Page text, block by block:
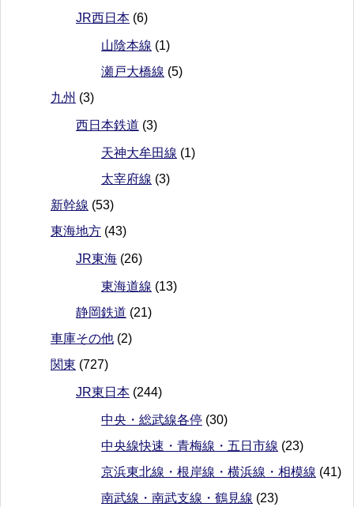
JR西日本 (6)
山陰本線 (1)
瀬戸大橋線 (5)
九州 (3)
西日本鉄道 (3)
天神大牟田線 (1)
太宰府線 (3)
新幹線 (53)
東海地方 (43)
JR東海 (26)
東海道線 (13)
静岡鉄道 (21)
車庫その他 (2)
関東 (727)
JR東日本 (244)
中央・総武線各停 (30)
中央線快速・青梅線・五日市線 (23)
京浜東北線・根岸線・横浜線・相模線 (41)
南武線・南武支線・鶴見線 (23)